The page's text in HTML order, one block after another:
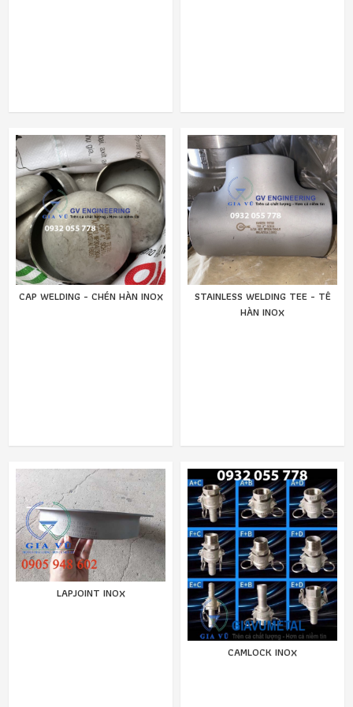
CAP WELDING - CHÉN HÀN INOX
STAINLESS WELDING TEE - TÊ
HÀN INOX
LAPJOINT INOX
CAMLOCK INOX